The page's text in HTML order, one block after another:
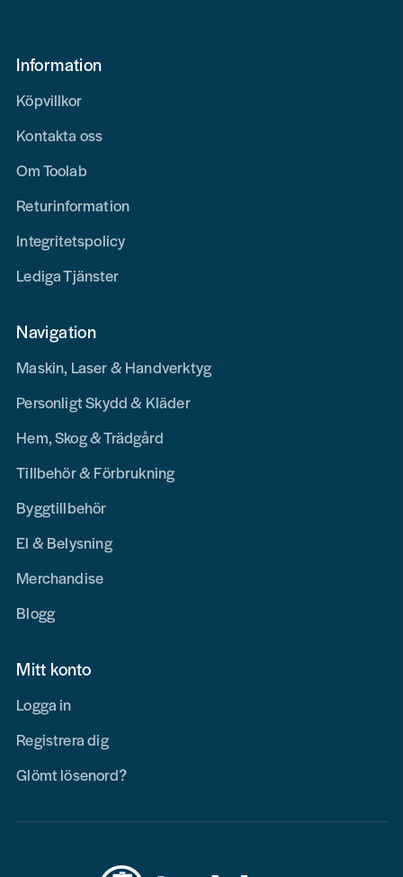
Information
Köpvillkor
Kontakta oss
Om Toolab
Returinformation
Integritetspolicy
Lediga Tjänster
Navigation
Maskin, Laser & Handverktyg
Personligt Skydd & Kläder
Hem, Skog & Trädgård
Tillbehör & Förbrukning
Byggtillbehör
El & Belysning
Merchandise
Blogg
Mitt konto
Logga in
Registrera dig
Glömt lösenord?